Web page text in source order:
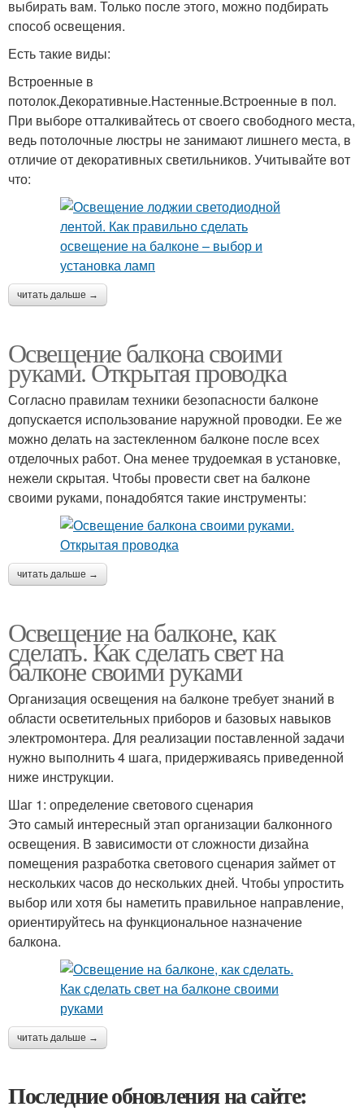
выбирать вам. Только после этого, можно подбирать
способ освещения.
Есть такие виды:
Встроенные в
потолок.Декоративные.Настенные.Встроенные в пол.
При выборе отталкивайтесь от своего свободного места,
ведь потолочные люстры не занимают лишнего места, в
отличие от декоративных светильников. Учитывайте вот
что:
читать дальше →
Освещение балкона своими
руками. Открытая проводка
Согласно правилам техники безопасности балконе
допускается использование наружной проводки. Ее же
можно делать на застекленном балконе после всех
отделочных работ. Она менее трудоемкая в установке,
нежели скрытая. Чтобы провести свет на балконе
своими руками, понадобятся такие инструменты:
читать дальше →
Освещение на балконе, как
сделать. Как сделать свет на
балконе своими руками
Организация освещения на балконе требует знаний в
области осветительных приборов и базовых навыков
электромонтера. Для реализации поставленной задачи
нужно выполнить 4 шага, придерживаясь приведенной
ниже инструкции.
Шаг 1: определение светового сценария
Это самый интересный этап организации балконного
освещения. В зависимости от сложности дизайна
помещения разработка светового сценария займет от
нескольких часов до нескольких дней. Чтобы упростить
выбор или хотя бы наметить правильное направление,
ориентируйтесь на функциональное назначение
балкона.
читать дальше →
Последние обновления на сайте: